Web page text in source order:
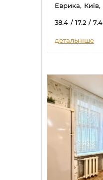
Еврика, Київ,
38.4 / 17.2 / 7.4
детальніше